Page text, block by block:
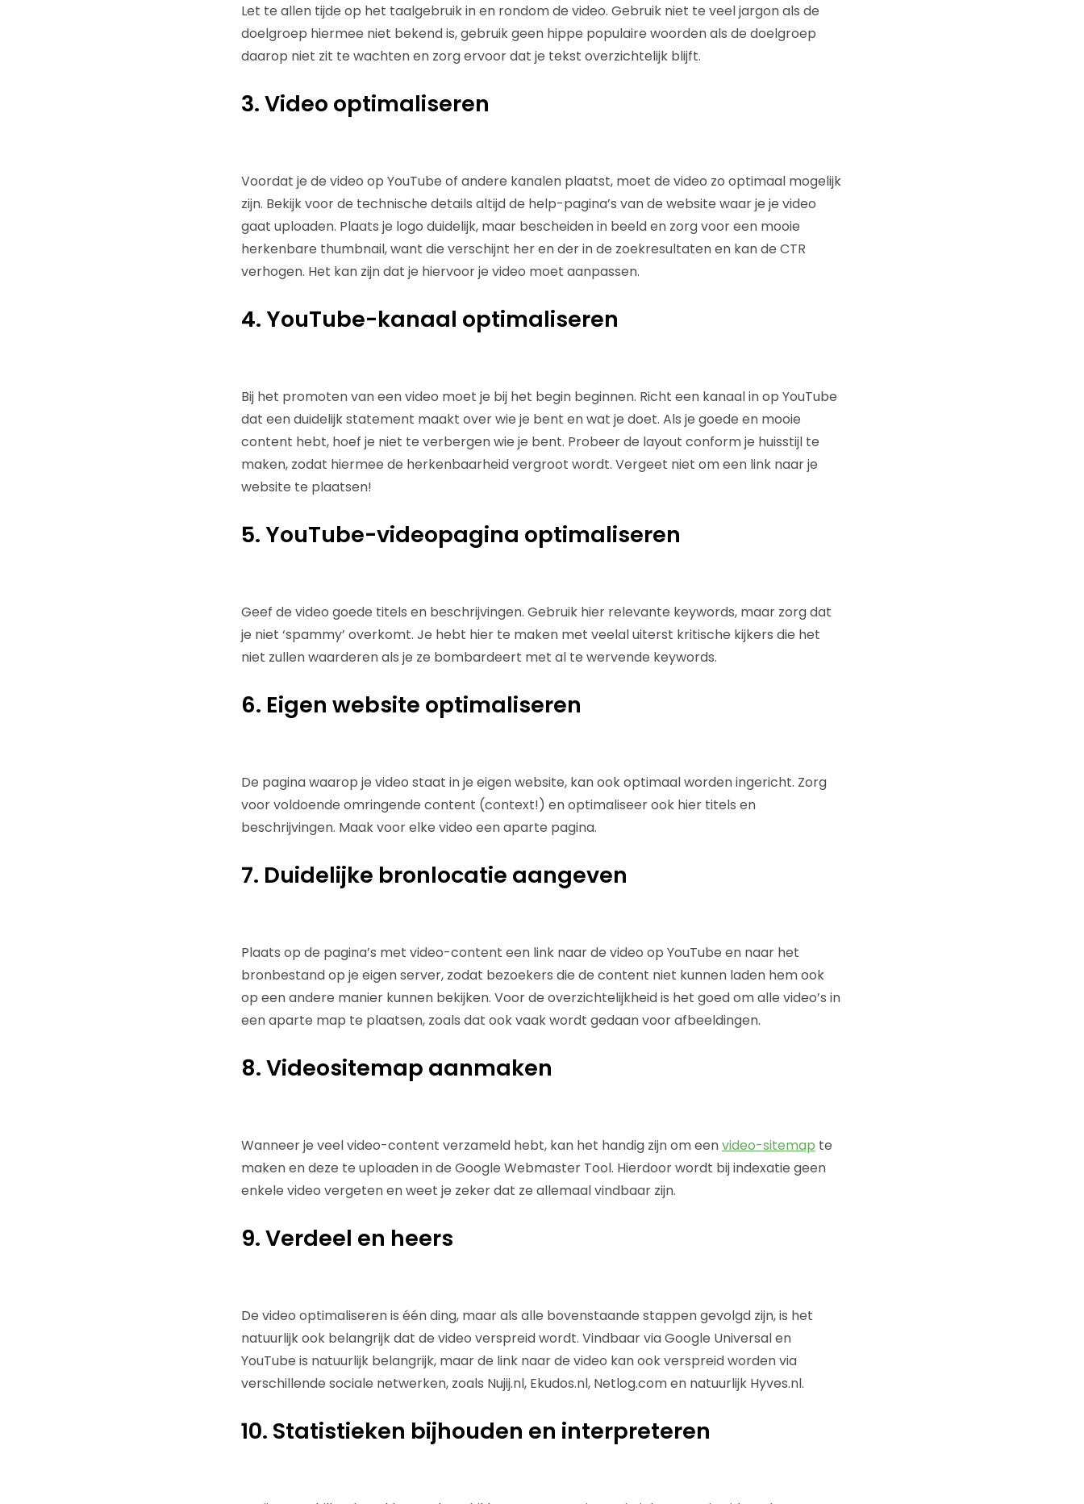
Let te allen tijde op het taalgebruik in en rondom de video. Gebruik niet te veel jargon als de
doelgroep hiermee niet bekend is, gebruik geen hippe populaire woorden als de doelgroep
daarop niet zit te wachten en zorg ervoor dat je tekst overzichtelijk blijft.
3. Video optimaliseren
Voordat je de video op YouTube of andere kanalen plaatst, moet de video zo optimaal mogelijk
zijn. Bekijk voor de technische details altijd de help-pagina’s van de website waar je je video
gaat uploaden. Plaats je logo duidelijk, maar bescheiden in beeld en zorg voor een mooie
herkenbare thumbnail, want die verschijnt her en der in de zoekresultaten en kan de CTR
verhogen. Het kan zijn dat je hiervoor je video moet aanpassen.
4. YouTube-kanaal optimaliseren
Bij het promoten van een video moet je bij het begin beginnen. Richt een kanaal in op YouTube
dat een duidelijk statement maakt over wie je bent en wat je doet. Als je goede en mooie
content hebt, hoef je niet te verbergen wie je bent. Probeer de layout conform je huisstijl te
maken, zodat hiermee de herkenbaarheid vergroot wordt. Vergeet niet om een link naar je
website te plaatsen!
5. YouTube-videopagina optimaliseren
Geef de video goede titels en beschrijvingen. Gebruik hier relevante keywords, maar zorg dat
je niet ‘spammy’ overkomt. Je hebt hier te maken met veelal uiterst kritische kijkers die het
niet zullen waarderen als je ze bombardeert met al te wervende keywords.
6. Eigen website optimaliseren
De pagina waarop je video staat in je eigen website, kan ook optimaal worden ingericht. Zorg
voor voldoende omringende content (context!) en optimaliseer ook hier titels en
beschrijvingen. Maak voor elke video een aparte pagina.
7. Duidelijke bronlocatie aangeven
Plaats op de pagina’s met video-content een link naar de video op YouTube en naar het
bronbestand op je eigen server, zodat bezoekers die de content niet kunnen laden hem ook
op een andere manier kunnen bekijken. Voor de overzichtelijkheid is het goed om alle video’s in
een aparte map te plaatsen, zoals dat ook vaak wordt gedaan voor afbeeldingen.
8. Videositemap aanmaken
Wanneer je veel video-content verzameld hebt, kan het handig zijn om eenvideo-sitemap te
maken en deze te uploaden in de Google Webmaster Tool. Hierdoor wordt bij indexatie geen
enkele video vergeten en weet je zeker dat ze allemaal vindbaar zijn.
9. Verdeel en heers
De video optimaliseren is één ding, maar als alle bovenstaande stappen gevolgd zijn, is het
natuurlijk ook belangrijk dat de video verspreid wordt. Vindbaar via Google Universal en
YouTube is natuurlijk belangrijk, maar de link naar de video kan ook verspreid worden via
verschillende sociale netwerken, zoals Nujij.nl, Ekudos.nl, Netlog.com en natuurlijk Hyves.nl.
10. Statistieken bijhouden en interpreteren